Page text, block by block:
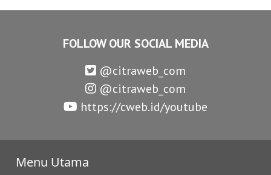
FOLLOW OUR SOCIAL MEDIA
@citraweb_com
@citraweb_com
https://cweb.id/youtube
Menu Utama